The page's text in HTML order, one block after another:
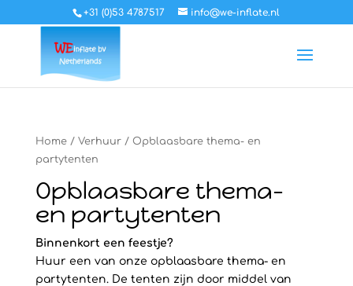
+31 (0)53 4787517 info@we-inflate.nl
Home/ Verhuur/ Opblaasbare thema- en
partytenten
Opblaasbare thema-
en partytenten
Binnenkort een feestje?
Huur een van onze opblaasbare thema- en
partytenten. De tenten zijn door middel van